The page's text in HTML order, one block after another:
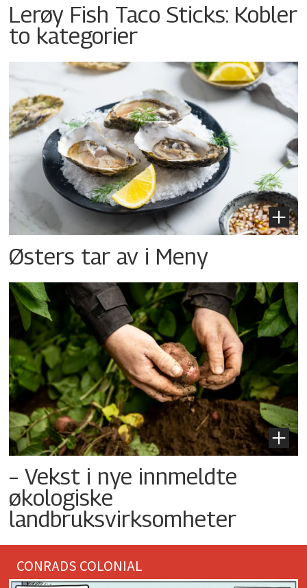
Lerøy Fish Taco Sticks: Kobler
to kategorier
Østers tar av i Meny
– Vekst i nye innmeldte
økologiske
landbruksvirksomheter
CONRADS COLONIAL